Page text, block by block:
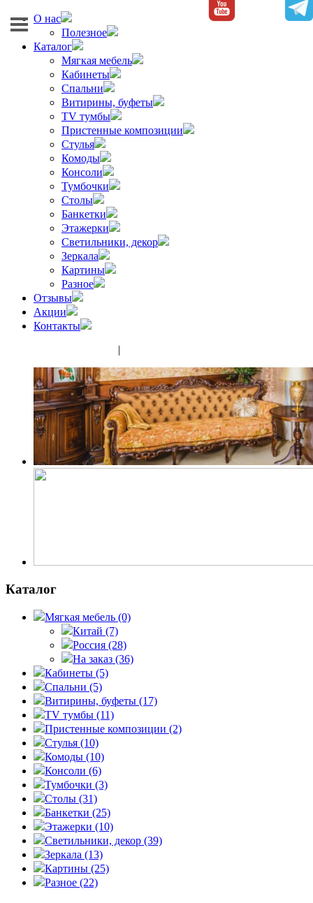
О нас
Полезное
Каталог
Мягкая мебель
Кабинеты
Спальни
Витирины, буфеты
TV тумбы
Пристенные композиции
Стулья
Комоды
Консоли
Тумбочки
Столы
Банкетки
Этажерки
Светильники, декор
Зеркала
Картины
Разное
Отзывы
Акции
Контакты
|
Каталог
Мягкая мебель (0)
Китай (7)
Россия (28)
На заказ (36)
Кабинеты (5)
Спальни (5)
Витирины, буфеты (17)
TV тумбы (11)
Пристенные композиции (2)
Стулья (10)
Комоды (10)
Консоли (6)
Тумбочки (3)
Столы (31)
Банкетки (25)
Этажерки (10)
Светильники, декор (39)
Зеркала (13)
Картины (25)
Разное (22)